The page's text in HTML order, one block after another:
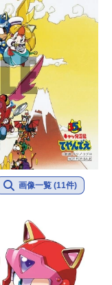
画像一覧 (11件)